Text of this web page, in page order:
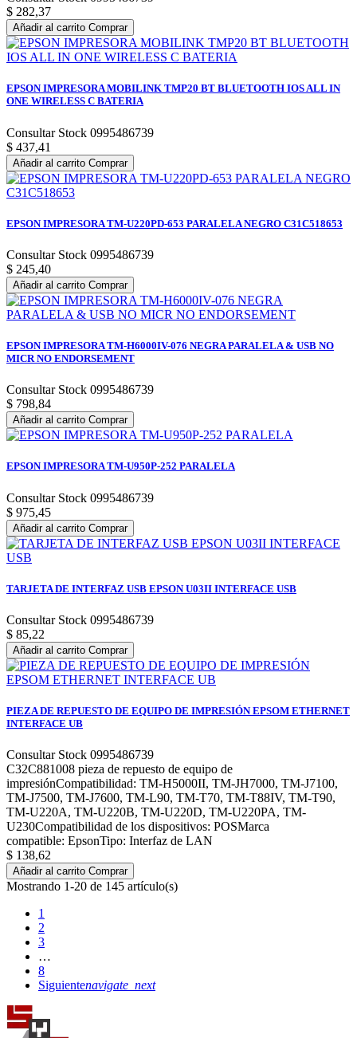
$ 282,37
Añadir al carrito Comprar
EPSON IMPRESORA MOBILINK TMP20 BT BLUETOOTH IOS ALL IN
ONE WIRELESS C BATERIA
Consultar Stock 0995486739
$ 437,41
Añadir al carrito Comprar
EPSON IMPRESORA TM-U220PD-653 PARALELA NEGRO C31C518653
Consultar Stock 0995486739
$ 245,40
Añadir al carrito Comprar
EPSON IMPRESORA TM-H6000IV-076 NEGRA PARALELA & USB NO
MICR NO ENDORSEMENT
Consultar Stock 0995486739
$ 798,84
Añadir al carrito Comprar
EPSON IMPRESORA TM-U950P-252 PARALELA
Consultar Stock 0995486739
$ 975,45
Añadir al carrito Comprar
TARJETA DE INTERFAZ USB EPSON U03II INTERFACE USB
Consultar Stock 0995486739
$ 85,22
Añadir al carrito Comprar
PIEZA DE REPUESTO DE EQUIPO DE IMPRESIÓN EPSOM ETHERNET
INTERFACE UB
Consultar Stock 0995486739
C32C881008 pieza de repuesto de equipo de
impresiónCompatibilidad: TM-H5000II, TM-JH7000, TM-J7100,
TM-J7500, TM-J7600, TM-L90, TM-T70, TM-T88IV, TM-T90,
TM-U220A, TM-U220B, TM-U220D, TM-U220PA, TM-
U230Compatibilidad de los dispositivos: POSMarca
compatible: EpsonTipo: Interfaz de LAN
$ 138,62
Añadir al carrito Comprar
Mostrando 1-20 de 145 artículo(s)
1
2
3
…
8
Siguientenavigate_next